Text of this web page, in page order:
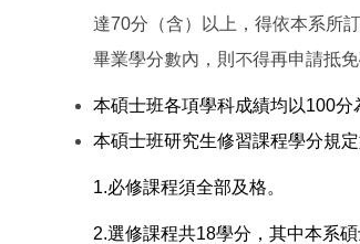
達70分（含）以上，得依本系所
畢業學分數內，則不得再申請抵免
本碩士班各項學科成績均以100分
本碩士班研究生修習課程學分規定
1.必修課程須全部及格。
2.選修課程共18學分，其中本系